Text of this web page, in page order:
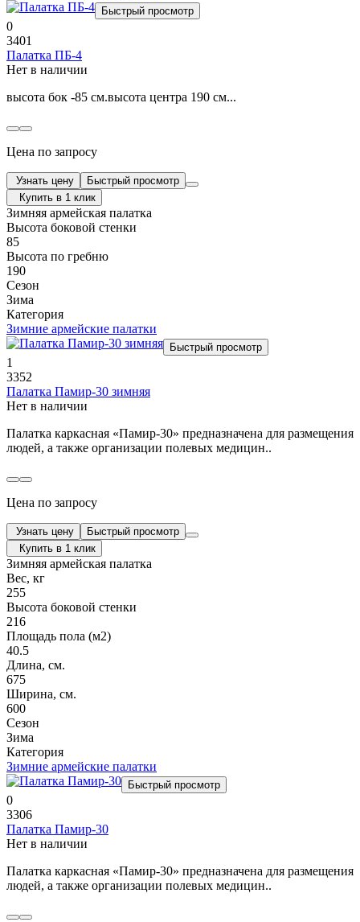
Быстрый просмотр
0
3401
Палатка ПБ-4
Нет в наличии
высота бок -85 см.высота центра 190 см...
Цена по запросу
Узнать цену
Быстрый просмотр
Купить в 1 клик
Зимняя армейская палатка
Высота боковой стенки
85
Высота по гребню
190
Сезон
Зима
Категория
Зимние армейские палатки
Быстрый просмотр
1
3352
Палатка Памир-30 зимняя
Нет в наличии
Палатка каркасная «Памир-30» предназначена для размещения
людей, а также организации полевых медицин..
Цена по запросу
Узнать цену
Быстрый просмотр
Купить в 1 клик
Зимняя армейская палатка
Вес, кг
255
Высота боковой стенки
216
Площадь пола (м2)
40.5
Длина, см.
675
Ширина, см.
600
Сезон
Зима
Категория
Зимние армейские палатки
Быстрый просмотр
0
3306
Палатка Памир-30
Нет в наличии
Палатка каркасная «Памир-30» предназначена для размещения
людей, а также организации полевых медицин..